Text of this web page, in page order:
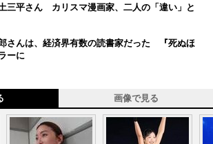
三平さん カリスマ漫画家、二人の「違い」と
さんは、経済界有数の読書家だった 『死ぬほ
ーに
画像で見る